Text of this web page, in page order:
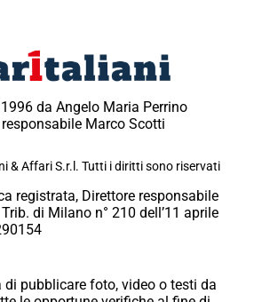
da Angelo Maria Perrino
Marco Scotti
& Affari S.r.l. Tutti i diritti sono riservati
registrata, Direttore responsabile
di Milano n° 210 dell’11 aprile
pubblicare foto, video o testi da